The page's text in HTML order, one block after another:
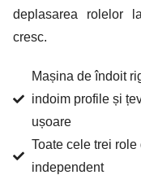
deplasarea rolelor
cresc.
Mașina de îndoit
indoim profile și
ușoare
Toate cele trei
independent